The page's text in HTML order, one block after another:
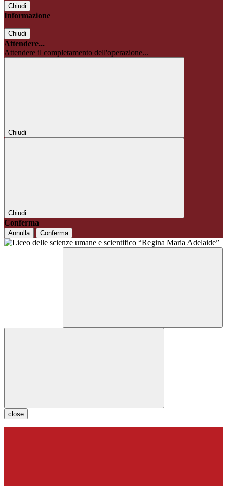
Chiudi
Informazione
Chiudi
Attendere...
Attendere il completamento dell'operazione...
Chiudi
Chiudi
Conferma
Annulla Conferma
close